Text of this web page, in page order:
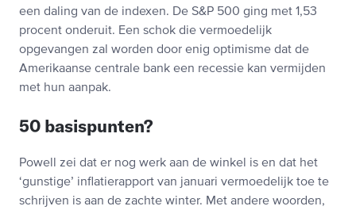
een daling van de indexen. De S&P 500 ging met 1,53
procent onderuit. Een schok die vermoedelijk
opgevangen zal worden door enig optimisme dat de
Amerikaanse centrale bank een recessie kan vermijden
met hun aanpak.
50 basispunten?
Powell zei dat er nog werk aan de winkel is en dat het
‘gunstige’ inflatierapport van januari vermoedelijk toe te
schrijven is aan de zachte winter. Met andere woorden,